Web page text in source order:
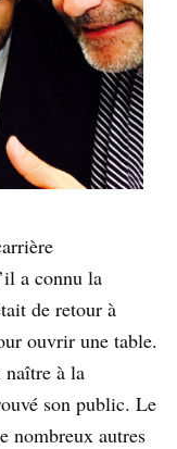
a connu la
de retour à
ouvrir une table.
à la
son public. Le
nombreux autres